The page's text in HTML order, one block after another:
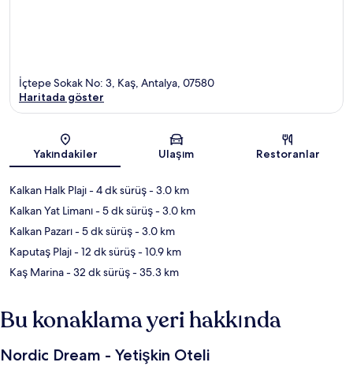
Harita
İçtepe Sokak No: 3, Kaş, Antalya, 07580
Haritada göster
Yakındakiler Ulaşım Restoranlar
Kalkan Halk Plajı- 4 dk sürüş- 3.0 km
Kalkan Yat Limanı- 5 dk sürüş- 3.0 km
Kalkan Pazarı- 5 dk sürüş- 3.0 km
Kaputaş Plajı- 12 dk sürüş- 10.9 km
Kaş Marina- 32 dk sürüş- 35.3 km
Bu konaklama yeri hakkında
Nordic Dream - Yetişkin Oteli